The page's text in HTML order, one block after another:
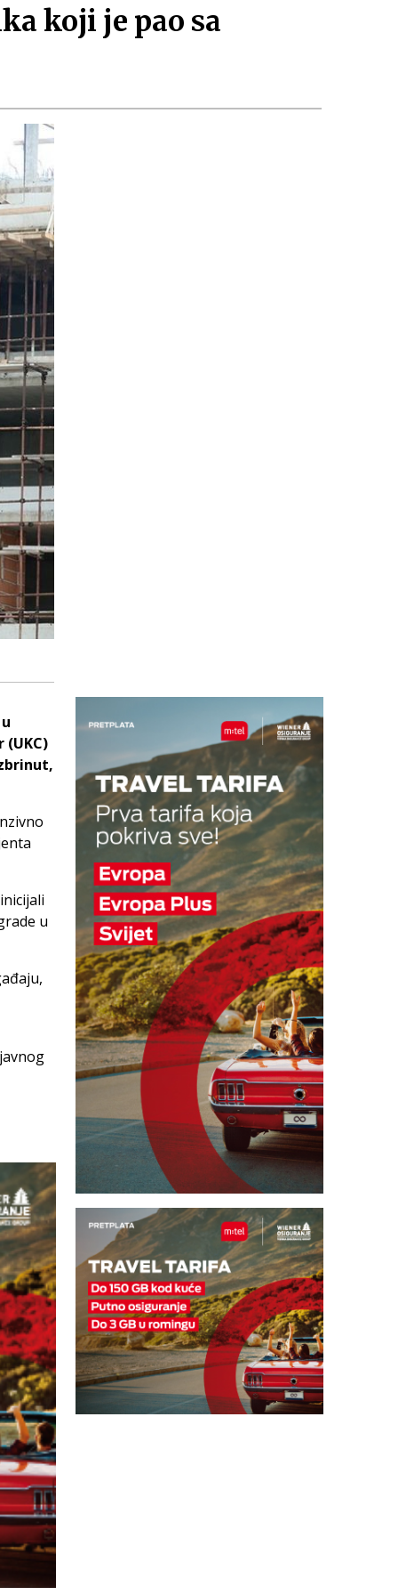
koji je pao sa
u